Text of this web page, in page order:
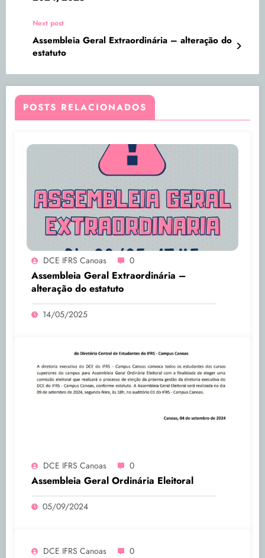
Next post
Assembleia Geral Extraordinária – alteração do
estatuto
POSTS RELACIONADOS
DCE IFRS Canoas 0
Assembleia Geral Extraordinária –
alteração do estatuto
14/05/2025
DCE IFRS Canoas 0
Assembleia Geral Ordinária Eleitoral
05/09/2024
DCE IFRS Canoas 0